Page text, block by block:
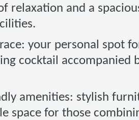
relaxation and a
your personal spot
cocktail accompanied
amenities: stylish
space for those